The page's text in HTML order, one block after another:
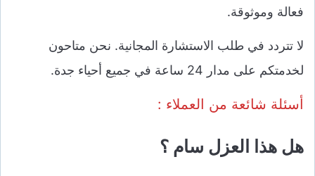
فعالة وموثوقة.
لا تتردد في طلب الاستشارة المجانية. نحن متاحون
لخدمتكم على مدار 24 ساعة في جميع أحياء جدة.
أسئلة شائعة من العملاء :
هل هذا العزل سام ؟